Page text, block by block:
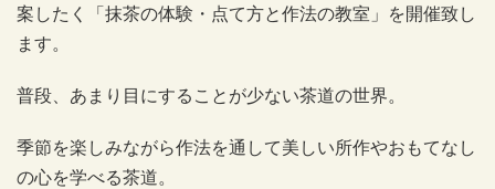
案したく「抹茶の体験・点て方と作法の教室」を開催致し
ます。
普段、あまり目にすることが少ない茶道の世界。
季節を楽しみながら作法を通して美しい所作やおもてなし
の心を学べる茶道。